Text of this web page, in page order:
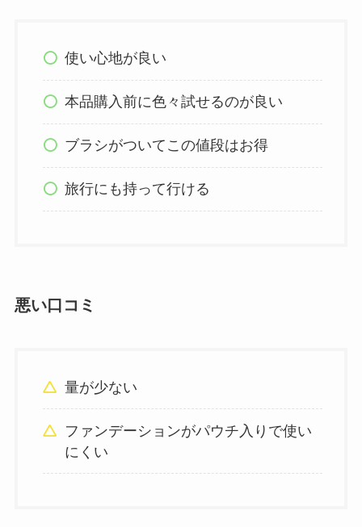
使い心地が良い
本品購入前に色々試せるのが良い
ブラシがついてこの値段はお得
旅行にも持って行ける
悪い口コミ
量が少ない
ファンデーションがパウチ入りで使い
にくい